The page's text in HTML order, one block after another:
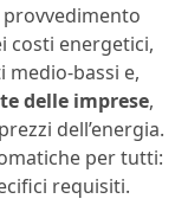
costi energetici,
medio-bassi e,
delle imprese,
dell’energia.
per tutti:
requisiti.